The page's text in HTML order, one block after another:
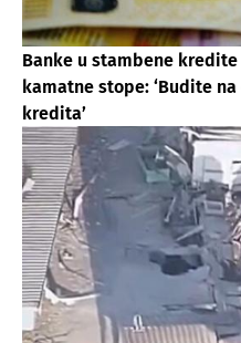
Banke u stambene
kamatne stope: ‘Budite
kredita’